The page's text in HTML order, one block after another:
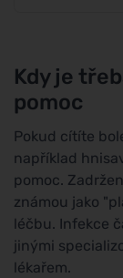
Kdy je
pomoc
Pokud cítíte
například
pomoc.
známou jako
léčbu. Infekce
jinými
lékařem.